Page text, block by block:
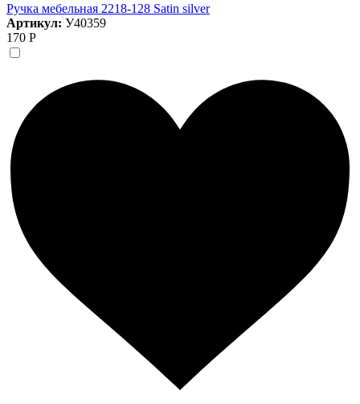
Ручка мебельная 2218-128 Satin silver
Артикул: У40359
170 Р